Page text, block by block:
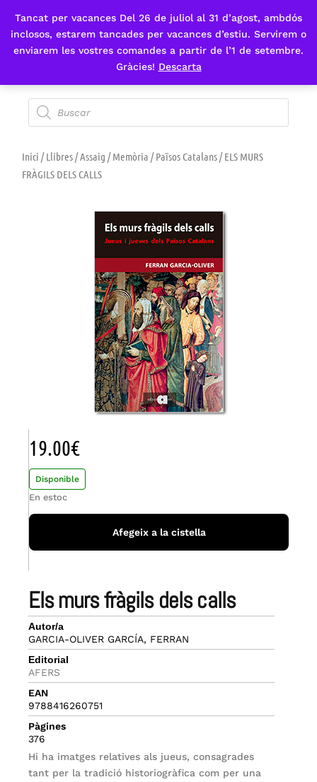
Tancat per vacances Del 26 de juliol al 31 d’agost, ambdós
inclosos, estarem tancades per vacances d’estiu. Servirem o
enviarem les vostres comandes a partir de l’1 de setembre.
Gràcies! Descarta
Fes-te'n sòcia
Inici /Llibres/Assaig /Memòria /Països Catalans/ ELS MURS
FRÀGILS DELS CALLS
els murs fràgils dels calls
Autor/a
GARCIA-OLIVER GARCÍA, FERRAN
Editorial
AFERS
EAN
9788416260751
Pàgines
376
Hi ha imatges relatives als jueus, consagrades
tant per la tradició historiogràfica com per una
19.00€
Disponible
En estoc
Afegeix a la cistella